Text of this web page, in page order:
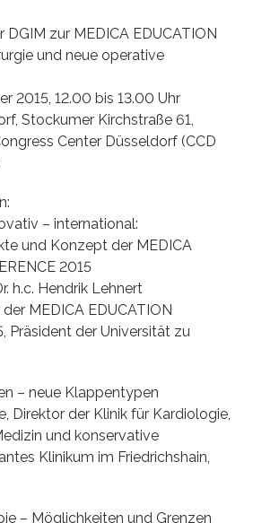
DGIM zur MEDICA EDUCATION
und neue operative
2015, 12.00 bis 13.00 Uhr
Stockumer Kirchstraße 61,
Center Düsseldorf (CCD
– international:
und Konzept der MEDICA
2015
h.c. Hendrik Lehnert
MEDICA EDUCATION
Präsident der Universität zu
– neue Klappentypen
Direktor der Klinik für Kardiologie,
und konservative
Klinikum im Friedrichshain,
– Möglichkeiten und Grenzen